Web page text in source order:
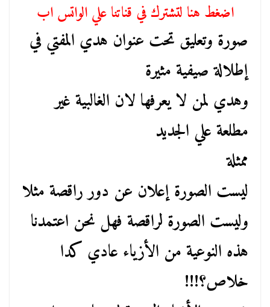
اضغط هنا لتشترك في قناتنا علي الواتس اب
صورة وتعليق تحت عنوان هدي المفتي في
إطلالة صيفية مثيرة
وهدي لمن لا يعرفها لان الغالبية غير
مطلعة علي الجديد
ممثلة
ليست الصورة إعلان عن دور راقصة مثلا
وليست الصورة لراقصة فهل نحن اعتمدنا
هذه النوعية من الأزياء عادي كدا
خلاص؟!!!